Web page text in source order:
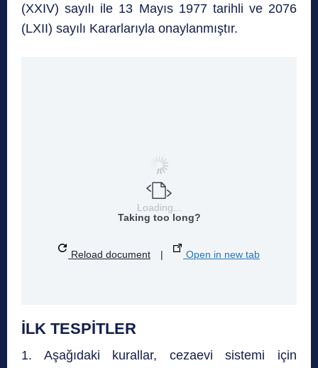
(XXIV) sayılı ile 13 Mayıs 1977 tarihli ve 2076
(LXII) sayılı Kararlarıyla onaylanmıştır.
Loading...
Taking too long?
Reload document | Open in new tab
İLK TESPİTLER
1. Aşağıdaki kurallar, cezaevi sistemi için